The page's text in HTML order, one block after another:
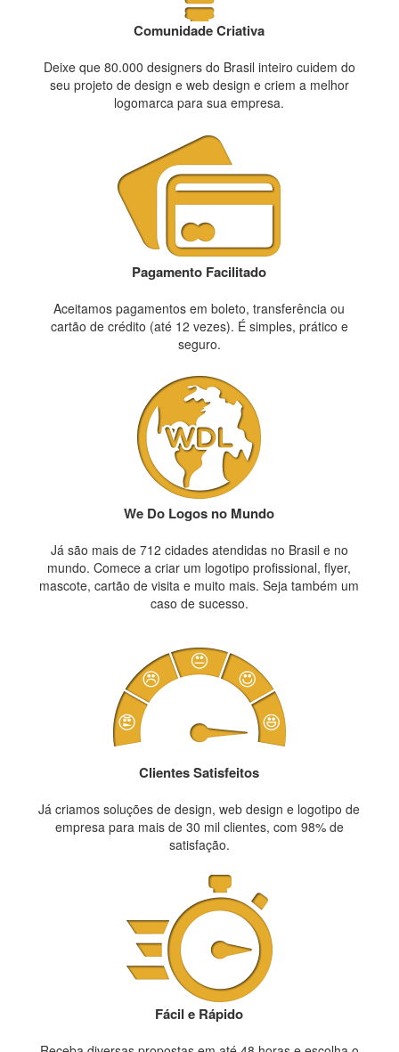
Comunidade Criativa
Deixe que 80.000 designers do Brasil inteiro cuidem do
seu projeto de design e web design e criem a melhor
logomarca para sua empresa.
Pagamento Facilitado
Aceitamos pagamentos em boleto, transferência ou
cartão de crédito (até 12 vezes). É simples, prático e
seguro.
We Do Logos no Mundo
Já são mais de 712 cidades atendidas no Brasil e no
mundo. Comece a criar um logotipo profissional, flyer,
mascote, cartão de visita e muito mais. Seja também um
caso de sucesso.
Clientes Satisfeitos
Já criamos soluções de design, web design e logotipo de
empresa para mais de 30 mil clientes, com 98% de
satisfação.
Fácil e Rápido